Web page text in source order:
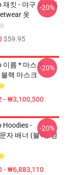
재킷 - 야구 유니폼
옷
$59.95
-20%
이름 * 마스크 -
랙 마스크
- ₩3,100,500
-20%
Hoodies -
자 배너 (블랙) 경
- ₩6,883,110
-20%